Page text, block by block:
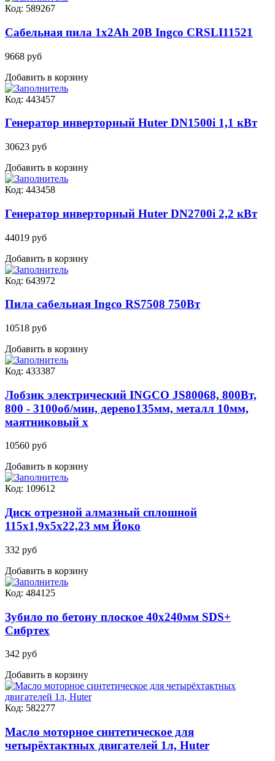
Код: 589267
Сабельная пила 1x2Ah 20В Ingco CRSLI11521
9668 руб
Добавить в корзину
Код: 443457
Генератор инверторный Huter DN1500i 1,1 кВт
30623 руб
Добавить в корзину
Код: 443458
Генератор инверторный Huter DN2700i 2,2 кВт
44019 руб
Добавить в корзину
Код: 643972
Пила сабельная Ingco RS7508 750Вт
10518 руб
Добавить в корзину
Код: 433387
Лобзик электрический INGCO JS80068, 800Вт,
800 - 3100об/мин, дерево135мм, металл 10мм,
маятниковый х
10560 руб
Добавить в корзину
Код: 109612
Диск отрезной алмазный сплошной
115х1,9х5х22,23 мм Йоко
332 руб
Добавить в корзину
Код: 484125
Зубило по бетону плоское 40х240мм SDS+
Сибртех
342 руб
Добавить в корзину
Код: 582277
Масло моторное синтетическое для
четырёхтактных двигателей 1л, Huter